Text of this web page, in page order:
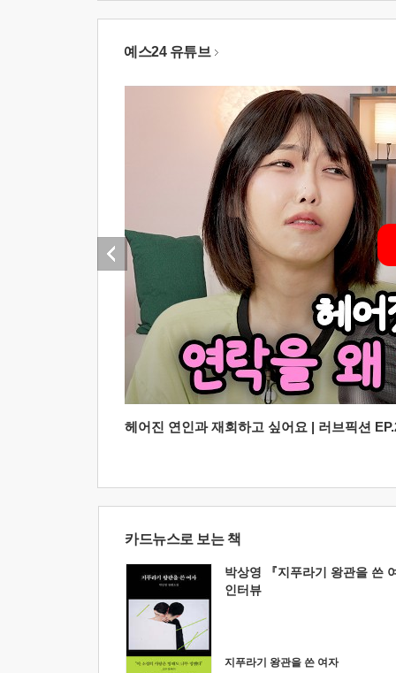
예스24 유튜브
헤어진 연인과 재회하고 싶어요 | 러브픽션
카드뉴스로 보는 책
박상영 『지푸라기 왕관을 쓴
인터뷰
지푸라기 왕관을 쓴 여자